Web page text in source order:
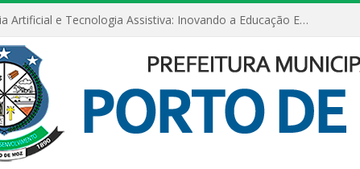
Inteligência Artificial e Tecnologia Assistiva: Inovando a Educação Especial e Inclusiva